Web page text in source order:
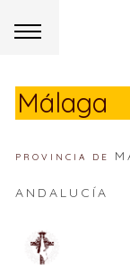
Málaga
PROVINCIA DE
ANDALUCÍA